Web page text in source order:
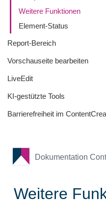
Weitere Funktionen
Element-Status
Report-Bereich
Vorschauseite bearbeiten
LiveEdit
KI-gestützte Tools
Barrierefreiheit im
Dokumentation
Weitere